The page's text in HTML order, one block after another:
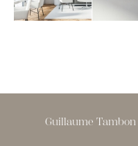
Guillaume Tambon